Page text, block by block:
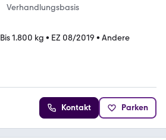
Verhandlungsbasis
Bis 1.800 kg • EZ 08/2019 • Andere
Kontakt Parken